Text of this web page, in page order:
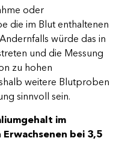
oder
die im Blut enthaltenen
würde das in
und die Messung
zu hohen
weitere Blutproben
sinnvoll sein.
im
bei 3,5